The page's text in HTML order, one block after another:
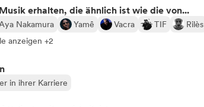
erhalten, die ähnlich ist wie die von...
Nakamura Yamê Vacra TIF Rilès
anzeigen +2
in ihrer Karriere